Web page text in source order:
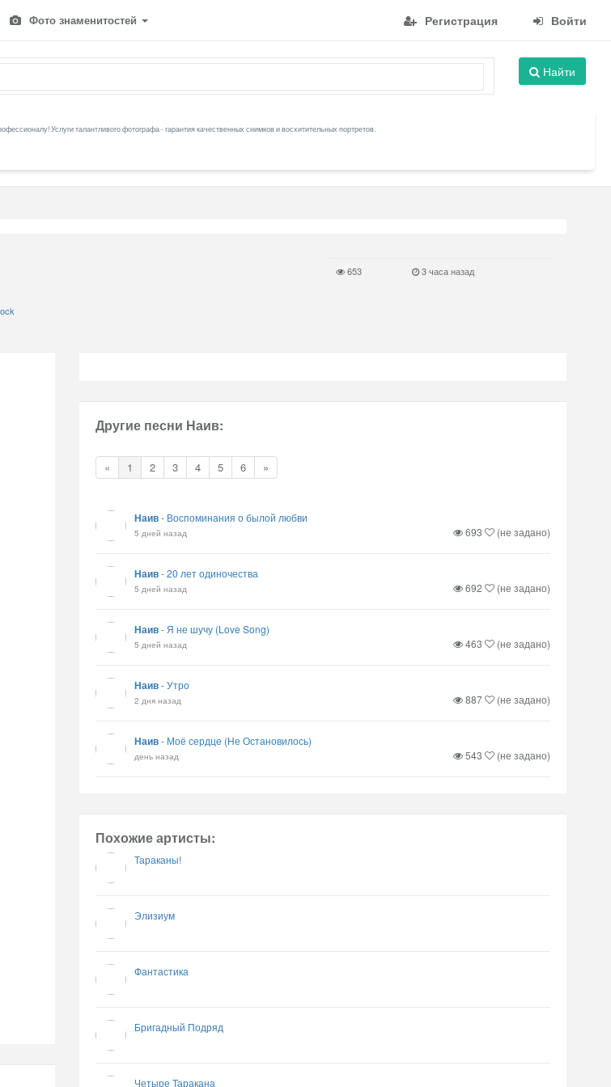
Фото знаменитостей Регистрация Войти
Найти
Услуги талантливого фотографа - гарантия качественных снимков и восхитительных портретов.
653 3 часа назад
Другие песни Наив:
« 1 2 3 4 5 6 »
Наив- Воспоминания о былой любви
5 дней назад 693 (не задано)
Наив-20 лет одиночества
5 дней назад 692 (не задано)
Наив- Я не шучу (Love Song)
5 дней назад 463 (не задано)
Наив-Утро
2 дня назад 887 (не задано)
Наив- Моё сердце (Не Остановилось)
день назад 543 (не задано)
Похожие артисты:
Тараканы!
Элизиум
Фантастика
Бригадный Подряд
Четыре Таракана